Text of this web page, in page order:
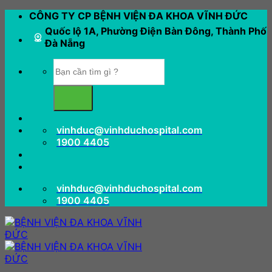
CÔNG TY CP BỆNH VIỆN ĐA KHOA VĨNH ĐỨC
Quốc lộ 1A, Phường Điện Bàn Đông, Thành Phố
Đà Nẵng
vinhduc@vinhduchospital.com
1900 4405
vinhduc@vinhduchospital.com
1900 4405